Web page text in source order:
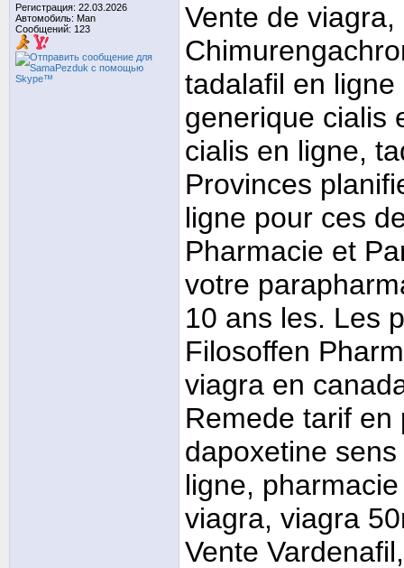
Регистрация: 22.03.2026
Автомобиль: Man
Сообщений: 123
Vente de
tadalafil en
generique cialis
cialis en ligne,
Provinces
ligne pour ces
Pharmacie et
votre
10 ans les. Les
Filosoffen
viagra en
Remede tarif
dapoxetine
ligne,
viagra, viagra
Vente